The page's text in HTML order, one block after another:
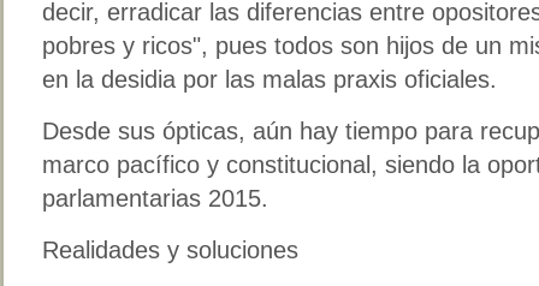
decir, erradicar las diferencias entre
pobres y ricos", pues todos son hijos de un
en la desidia por las malas praxis oficiales.
Desde sus ópticas, aún hay tiempo para
marco pacífico y constitucional, siendo la
parlamentarias 2015.
Realidades y soluciones